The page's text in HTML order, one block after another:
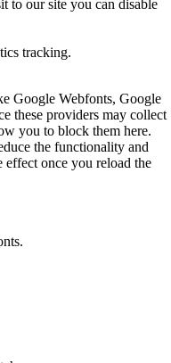
to our site you can disable
tracking.
Google Webfonts, Google
these providers may collect
you to block them here.
the functionality and
effect once you reload the